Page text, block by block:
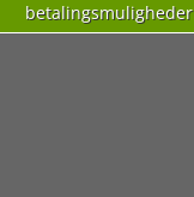
betalingsmuligheder